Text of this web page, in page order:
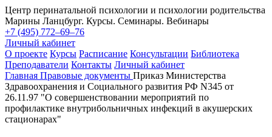
Центр перинатальной психологии и психологии родительства
Марины Ланцбург. Курсы. Семинары. Вебинары
+7 (495) 772–69–76
Личный кабинет
О проекте Курсы Расписание Консультации Библиотека
Преподаватели Контакты Личный кабинет
Главная Правовые документы Приказ Министерства
Здравоохранения и Социального развития РФ N345 от
26.11.97 "О совершенствовании мероприятий по
профилактике внутрибольничных инфекций в акушерских
стационарах"